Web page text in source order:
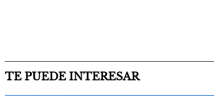
TE PUEDE INTERESAR